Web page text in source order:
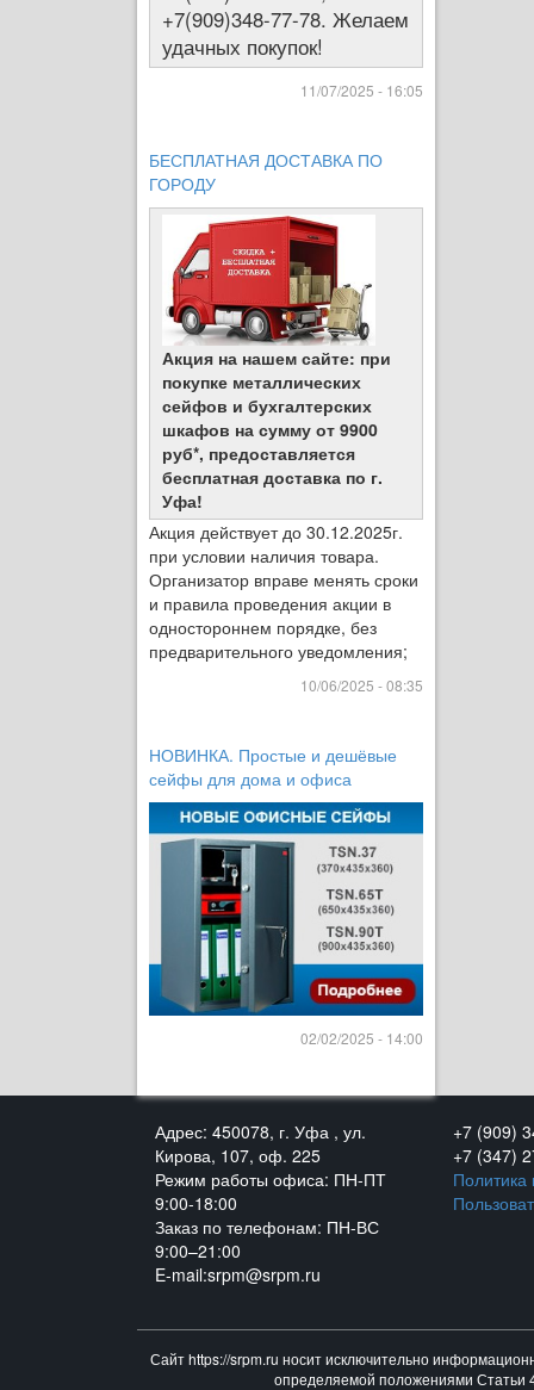
+7(909)348-77-78. Желаем
удачных покупок!
11/07/2025 - 16:05
БЕСПЛАТНАЯ ДОСТАВКА ПО
ГОРОДУ
Акция на нашем сайте: при
покупке металлических
сейфов и бухгалтерских
шкафов на сумму от 9900
руб*, предоставляется
бесплатная доставка по г.
Уфа!
Акция действует до 30.12.2025г.
при условии наличия товара.
Организатор вправе менять сроки
и правила проведения акции в
одностороннем порядке, без
предварительного уведомления;
10/06/2025 - 08:35
НОВИНКА. Простые и дешёвые
сейфы для дома и офиса
02/02/2025 - 14:00
Адрес: 450078, г. Уфа , ул.
Кирова, 107, оф. 225
Режим работы офиса: ПН-ПТ
9:00-18:00
Заказ по телефонам: ПН-ВС
9:00–21:00
E-mail:srpm@srpm.ru
+7 (909)
+7 (347)
Сайт https://srpm.ru носит исключительно
определяемой положениями Статьи